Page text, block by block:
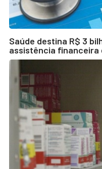
Saúde destina R$ 3
assistência financeira